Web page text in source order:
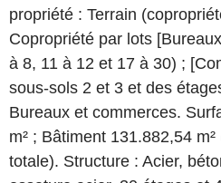
propriété : Terrain
Copropriété par lots
à 8, 11 à 12 et 17 à 30) ;
sous-sols 2 et 3 et des
Bureaux et commerces.
m² ; Bâtiment 131.882,54
totale). Structure : Acier,